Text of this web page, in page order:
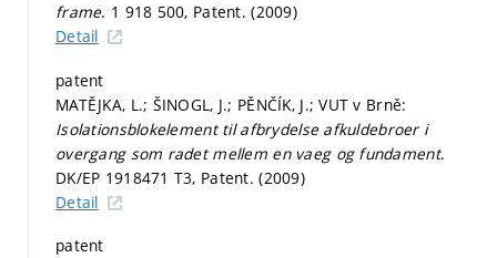
frame. 1 918 500, Patent. (2009)
Detail
patent
MATĚJKA, L.; ŠINOGL, J.; PĚNČÍK, J.; VUT v Brně:
Isolationsblokelement til afbrydelse afkuldebroer i
overgang som radet mellem en vaeg og fundament.
DK/EP 1918471 T3, Patent. (2009)
Detail
patent